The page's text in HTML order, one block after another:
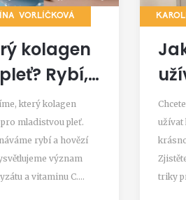
VORLÍČKOVÁ
kolagen
Rybí,
nebo
- co
který kolagen
mladistvou pleť.
rybí a hovězí
význam
a vitaminu C.
užívat
triky